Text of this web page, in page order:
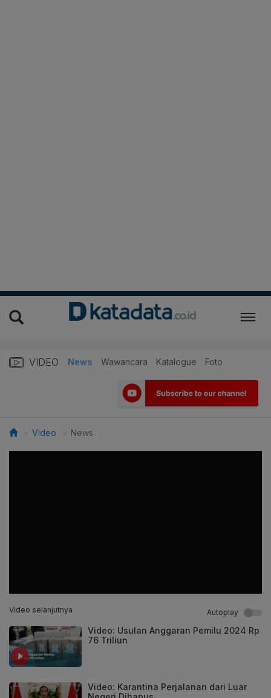
VIDEO News Wawancara Katalogue Foto
Video News
Video selanjutnya Autoplay
Video: Usulan Anggaran Pemilu 2024 Rp
76 Triliun
Video: Karantina Perjalanan dari Luar